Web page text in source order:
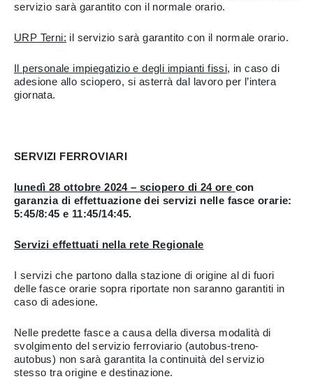
servizio sarà garantito con il normale orario.
URP Terni: il servizio sarà garantito con il normale orario.
Il personale impiegatizio e degli impianti fissi, in caso di
adesione allo sciopero, si asterrà dal lavoro per l’intera
giornata.
SERVIZI FERROVIARI
lunedì 28 ottobre 2024 – sciopero di 24 ore con
garanzia di effettuazione dei servizi nelle fasce orarie:
5:45/8:45 e 11:45/14:45.
Servizi effettuati nella rete Regionale
I servizi che partono dalla stazione di origine al di fuori
delle fasce orarie sopra riportate non saranno garantiti in
caso di adesione.
Nelle predette fasce a causa della diversa modalità di
svolgimento del servizio ferroviario (autobus-treno-
autobus) non sarà garantita la continuità del servizio
stesso tra origine e destinazione.